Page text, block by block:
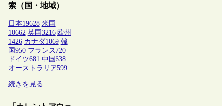
索（国・地域）
日本19628 米国
10662 英国 3216 欧州
1426 カナダ1069 韓
国 950 フランス 720
ドイツ681 中国 638
オーストラリア599
続きを見る